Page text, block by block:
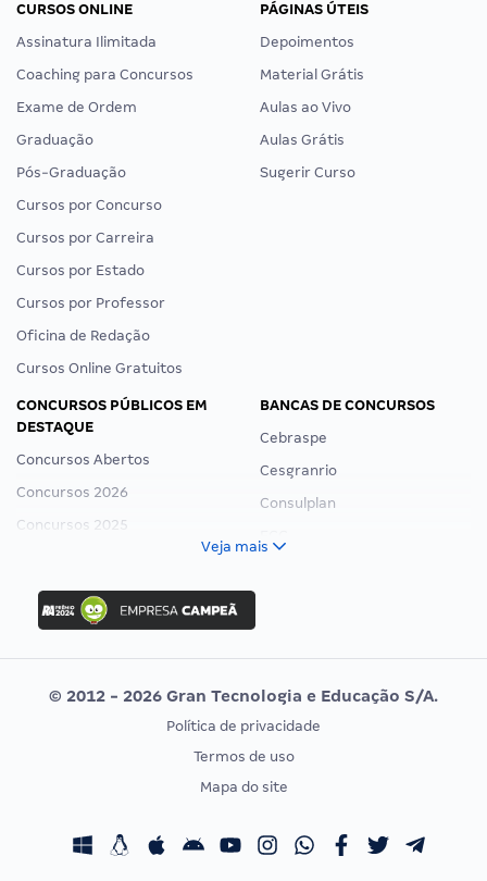
CURSOS ONLINE
Assinatura Ilimitada
Coaching para Concursos
Exame de Ordem
Graduação
Pós-Graduação
Cursos por Concurso
Cursos por Carreira
Cursos por Estado
Cursos por Professor
Oficina de Redação
Cursos Online Gratuitos
PÁGINAS ÚTEIS
Depoimentos
Material Grátis
Aulas ao Vivo
Aulas Grátis
Sugerir Curso
CONCURSOS PÚBLICOS EM
DESTAQUE
Concursos Abertos
Concursos 2026
Concursos 2025
Concurso Ibama
Concurso MPU
Editais publicados
BANCAS DE CONCURSOS
Cebraspe
Cesgranrio
Consulplan
Vunesp
CONCURSOS POR PROFISSÃO
Concursos Fiscais
EXAME DE ORDEM
Calendário OAB
Veja mais
© 2012 - 2026 Gran Tecnologia e Educação S/A.
Política de privacidade
Termos de uso
Mapa do site